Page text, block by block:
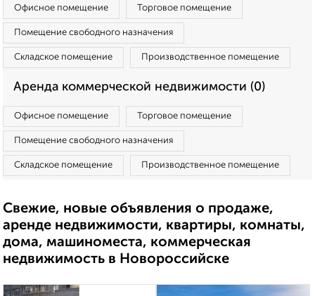
Офисное помещение Торговое помещение
Помещение свободного назначения
Складское помещение Производственное помещение
Аренда коммерческой недвижимости (0)
Офисное помещение Торговое помещение
Помещение свободного назначения
Складское помещение Производственное помещение
Свежие, новые объявления о продаже,
аренде недвижимости, квартиры, комнаты,
дома, машиноместа, коммерческая
недвижимость в Новороссийске